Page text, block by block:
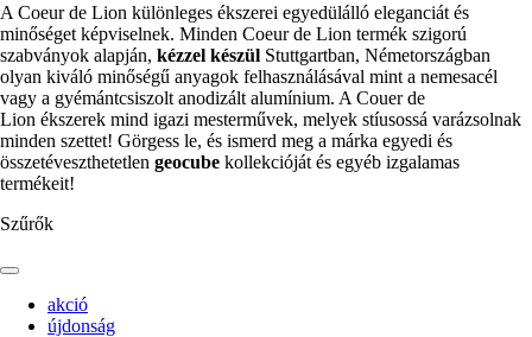
A Coeur de Lion különleges ékszerei egyedülálló eleganciát és
minőséget képviselnek. Minden Coeur de Lion termék szigorú
szabványok alapján, kézzel készül Stuttgartban, Németországban
olyan kiváló minőségű anyagok felhasználásával mint a nemesacél
vagy a gyémántcsiszolt anodizált alumínium. A Couer de
Lion ékszerek mind igazi mesterművek, melyek stíusossá varázsolnak
minden szettet! Görgess le, és ismerd meg a márka egyedi és
összetéveszthetetlen geocube kollekcióját és egyéb izgalamas
termékeit!
Szűrők
akció
újdonság